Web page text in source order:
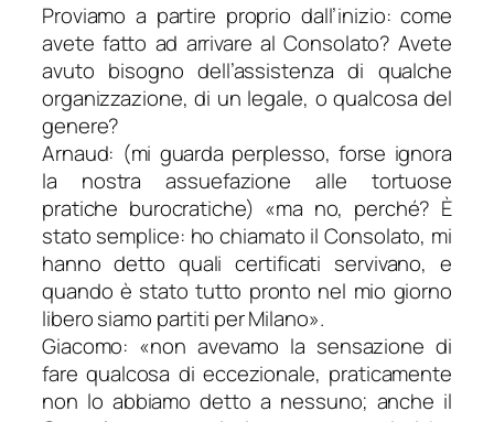
Proviamo a partire proprio dall’inizio: come
avete fatto ad arrivare al Consolato? Avete
avuto bisogno dell’assistenza di qualche
organizzazione, di un legale, o qualcosa del
genere?
Arnaud: (mi guarda perplesso, forse ignora
la nostra assuefazione alle tortuose
pratiche burocratiche) «ma no, perché? È
stato semplice: ho chiamato il Consolato, mi
hanno detto quali certificati servivano, e
quando è stato tutto pronto nel mio giorno
libero siamo partiti per Milano».
Giacomo: «non avevamo la sensazione di
fare qualcosa di eccezionale, praticamente
non lo abbiamo detto a nessuno; anche il